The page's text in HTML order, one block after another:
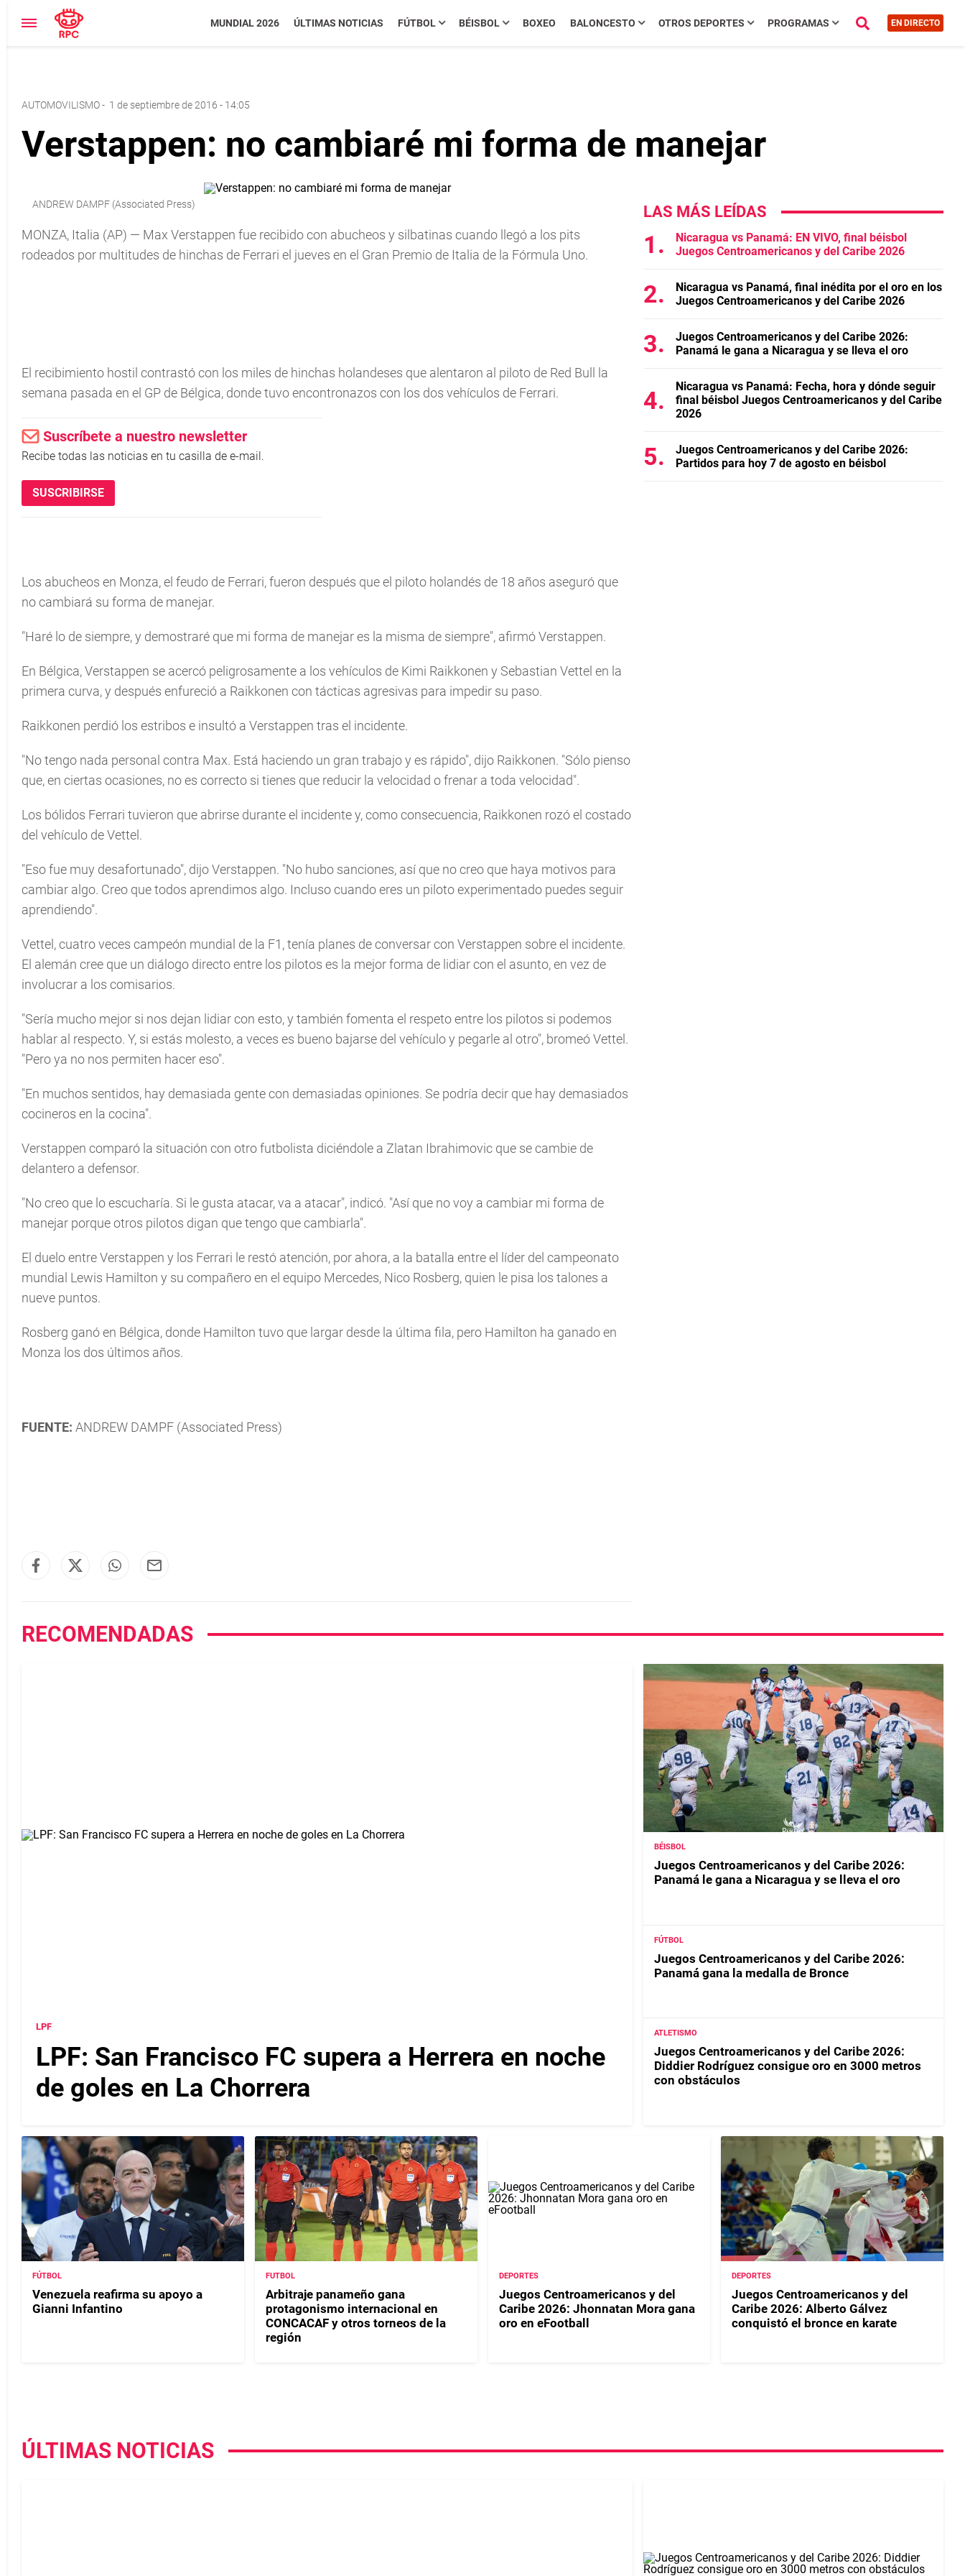
MUNDIAL 2026 ÚLTIMAS NOTICIAS FÚTBOL BÉISBOL BOXEO BALONCESTO OTROS DEPORTES PROGRAMAS EN DIRECTO
AUTOMOVILISMO- 1 de septiembre de 2016 - 14:05
Verstappen: no cambiaré mi forma de manejar
ANDREW DAMPF (Associated Press)
MONZA, Italia (AP) — Max Verstappen fue recibido con abucheos y silbatinas cuando llegó a los pits
rodeados por multitudes de hinchas de Ferrari el jueves en el Gran Premio de Italia de la Fórmula Uno.
El recibimiento hostil contrastó con los miles de hinchas holandeses que alentaron al piloto de Red Bull la
semana pasada en el GP de Bélgica, donde tuvo encontronazos con los dos vehículos de Ferrari.
Suscríbete a nuestro newsletter
Recibe todas las noticias en tu casilla de e-mail.
SUSCRIBIRSE
Los abucheos en Monza, el feudo de Ferrari, fueron después que el piloto holandés de 18 años aseguró que
no cambiará su forma de manejar.
"Haré lo de siempre, y demostraré que mi forma de manejar es la misma de siempre", afirmó Verstappen.
En Bélgica, Verstappen se acercó peligrosamente a los vehículos de Kimi Raikkonen y Sebastian Vettel en la
primera curva, y después enfureció a Raikkonen con tácticas agresivas para impedir su paso.
Raikkonen perdió los estribos e insultó a Verstappen tras el incidente.
"No tengo nada personal contra Max. Está haciendo un gran trabajo y es rápido", dijo Raikkonen. "Sólo pienso
que, en ciertas ocasiones, no es correcto si tienes que reducir la velocidad o frenar a toda velocidad".
Los bólidos Ferrari tuvieron que abrirse durante el incidente y, como consecuencia, Raikkonen rozó el costado
del vehículo de Vettel.
"Eso fue muy desafortunado", dijo Verstappen. "No hubo sanciones, así que no creo que haya motivos para
cambiar algo. Creo que todos aprendimos algo. Incluso cuando eres un piloto experimentado puedes seguir
aprendiendo".
Vettel, cuatro veces campeón mundial de la F1, tenía planes de conversar con Verstappen sobre el incidente.
El alemán cree que un diálogo directo entre los pilotos es la mejor forma de lidiar con el asunto, en vez de
involucrar a los comisarios.
"Sería mucho mejor si nos dejan lidiar con esto, y también fomenta el respeto entre los pilotos si podemos
hablar al respecto. Y, si estás molesto, a veces es bueno bajarse del vehículo y pegarle al otro", bromeó Vettel.
"Pero ya no nos permiten hacer eso".
"En muchos sentidos, hay demasiada gente con demasiadas opiniones. Se podría decir que hay demasiados
cocineros en la cocina".
Verstappen comparó la situación con otro futbolista diciéndole a Zlatan Ibrahimovic que se cambie de
delantero a defensor.
"No creo que lo escucharía. Si le gusta atacar, va a atacar", indicó. "Así que no voy a cambiar mi forma de
manejar porque otros pilotos digan que tengo que cambiarla".
El duelo entre Verstappen y los Ferrari le restó atención, por ahora, a la batalla entre el líder del campeonato
mundial Lewis Hamilton y su compañero en el equipo Mercedes, Nico Rosberg, quien le pisa los talones a
nueve puntos.
Rosberg ganó en Bélgica, donde Hamilton tuvo que largar desde la última fila, pero Hamilton ha ganado en
Monza los dos últimos años.
FUENTE: ANDREW DAMPF (Associated Press)
LAS MÁS LEÍDAS
Nicaragua vs Panamá: EN VIVO, final béisbol
Juegos Centroamericanos y del Caribe 2026
Nicaragua vs Panamá, final inédita por el oro en los
Juegos Centroamericanos y del Caribe 2026
Juegos Centroamericanos y del Caribe 2026:
Panamá le gana a Nicaragua y se lleva el oro
Nicaragua vs Panamá: Fecha, hora y dónde seguir
final béisbol Juegos Centroamericanos y del Caribe
2026
Juegos Centroamericanos y del Caribe 2026:
Partidos para hoy 7 de agosto en béisbol
RECOMENDADAS
LPF
LPF: San Francisco FC supera a Herrera en noche
de goles en La Chorrera
BÉISBOL
Juegos Centroamericanos y del Caribe 2026:
Panamá le gana a Nicaragua y se lleva el oro
FÚTBOL
Juegos Centroamericanos y del Caribe 2026:
Panamá gana la medalla de Bronce
ATLETISMO
Juegos Centroamericanos y del Caribe 2026:
Diddier Rodríguez consigue oro en 3000 metros
con obstáculos
FÚTBOL
Venezuela reafirma su apoyo a
Gianni Infantino
FUTBOL
Arbitraje panameño gana
protagonismo internacional en
CONCACAF y otros torneos de la
región
DEPORTES
Juegos Centroamericanos y del
Caribe 2026: Jhonnatan Mora gana
oro en eFootball
DEPORTES
Juegos Centroamericanos y del
Caribe 2026: Alberto Gálvez
conquistó el bronce en karate
ÚLTIMAS NOTICIAS